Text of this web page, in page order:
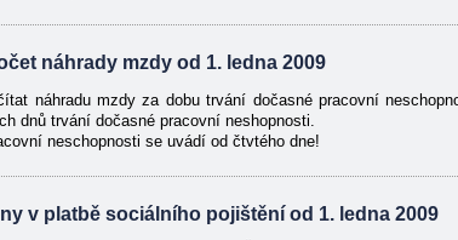
náhrady mzdy od 1. ledna 2009
náhradu mzdy za dobu trvání dočasné pracovní
dnů trvání dočasné pracovní neshopnosti.
neschopnosti se uvádí od čtvtého dne!
v platbě sociálního pojištění od 1. ledna 2009